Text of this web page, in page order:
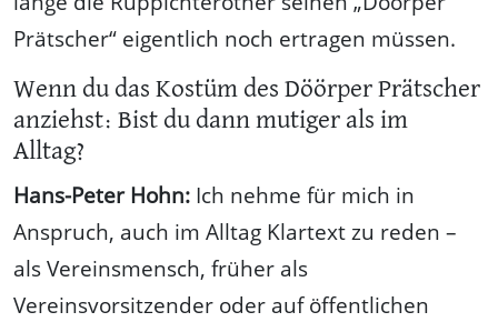
Prätscher“ eigentlich noch ertragen müssen.
Wenn du das Kostüm des Döörper Prätscher
anziehst: Bist du dann mutiger als im
Alltag?
Hans-Peter Hohn: Ich nehme für mich in
Anspruch, auch im Alltag Klartext zu reden –
als Vereinsmensch, früher als
Vereinsvorsitzender oder auf öffentlichen